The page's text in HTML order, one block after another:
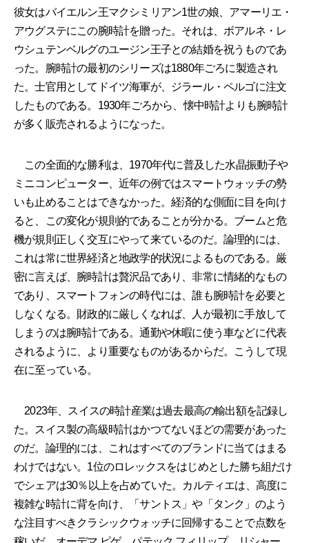
彼女はバイエルン王マクシミリアン1世の娘、アマーリエ・
アウグステにこの腕時計を贈った。それは、ボアルネ・レ
ウシュテンベルグのユージン王子との結婚を祝うものであ
った。腕時計の最初のシリーズは1880年ごろに製造され
た。士官用としてドイツ海軍が、ジラール・ペルゴに注文
したものである。1930年ごろから、懐中時計よりも腕時計
が多く販売されるようになった。
この全面的な勝利は、1970年代に普及した水晶振動子や
ミニコンピューター、近年の例ではスマートウォッチの勢
いも止めることはできなかった。経済的な側面に目を向け
ると、この変化が規則的であることが分かる。ブームと危
機が規則正しく交互にやって来ているのだ。論理的には、
これは常に世界経済と地政学的状況によるものである。厳
密に言えば、腕時計は贅沢品であり、非常に情緒的なもの
であり、スマートフォンの時代には、誰も腕時計を必要と
しなくなる。財政的に厳しくなれば、人が最初に手放して
しまうのは腕時計である。通勤や休暇に使う車などに代表
されるように、より重要なものがあるからだ。こうして現
在に至っている。
2023年、スイスの時計産業は過去最高の輸出額を記録し
た。スイス製の高級時計はかつてないほどの需要があった
のだ。論理的には、これはすべてのブランドに当てはまる
わけではない。1位のロレックスをはじめとした勝ち組だけ
でシェアは30％以上を占めていた。カルティエは、高度に
複雑な時計に背を向け、「サントス」や「タンク」のよう
な注目すべきクラシックウォッチに回帰することで点数を